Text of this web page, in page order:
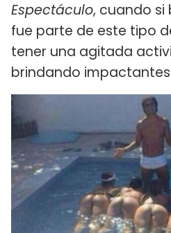
Espectáculo, cuando si
fue parte de este tipo
tener una agitada
brindando